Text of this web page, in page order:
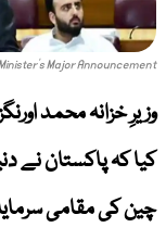
Major Announcement
وزیرِ خزانہ محمد
کیا کہ پاکستان نے
چین کی مقامی